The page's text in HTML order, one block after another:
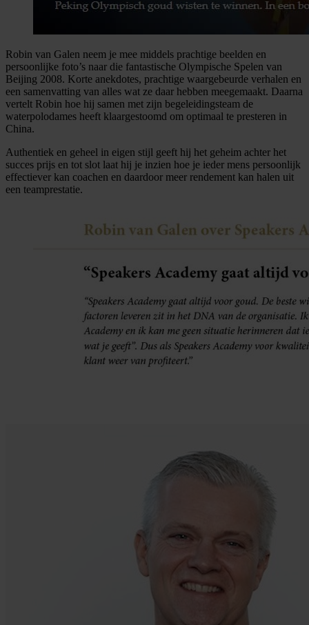
Robin van Galen neem je mee middels prachtige beelden en
persoonlijke foto’s naar die fantastische Olympische Spelen van
Beijing 2008. Korte anekdotes, prachtige waargebeurde verhalen en
een samenvatting van alles wat ze daar hebben meegemaakt. Daarna
vertelt Robin hoe hij samen met zijn begeleidingsteam de
waterpolodames heeft klaargestoomd om optimaal te presteren in
China.
Authentiek en geheel in eigen stijl geeft hij het geheim achter het
succes prijs en tot slot laat hij je inzien hoe je ieder mens persoonlijk
effectiever kan coachen en daardoor meer rendement kan halen uit
een teamprestatie.